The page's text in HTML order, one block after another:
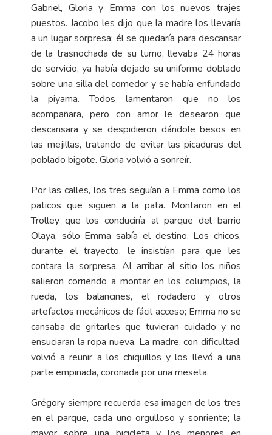
Gabriel, Gloria y Emma con los nuevos trajes
puestos. Jacobo les dijo que la madre los llevaría
a un lugar sorpresa; él se quedaría para descansar
de la trasnochada de su turno, llevaba 24 horas
de servicio, ya había dejado su uniforme doblado
sobre una silla del comedor y se había enfundado
la piyama. Todos lamentaron que no los
acompañara, pero con amor le desearon que
descansara y se despidieron dándole besos en
las mejillas, tratando de evitar las picaduras del
poblado bigote. Gloria volvió a sonreír.
Por las calles, los tres seguían a Emma como los
paticos que siguen a la pata. Montaron en el
Trolley que los conduciría al parque del barrio
Olaya, sólo Emma sabía el destino. Los chicos,
durante el trayecto, le insistían para que les
contara la sorpresa. Al arribar al sitio los niños
salieron corriendo a montar en los columpios, la
rueda, los balancines, el rodadero y otros
artefactos mecánicos de fácil acceso; Emma no se
cansaba de gritarles que tuvieran cuidado y no
ensuciaran la ropa nueva. La madre, con dificultad,
volvió a reunir a los chiquillos y los llevó a una
parte empinada, coronada por una meseta.
Grégory siempre recuerda esa imagen de los tres
en el parque, cada uno orgulloso y sonriente; la